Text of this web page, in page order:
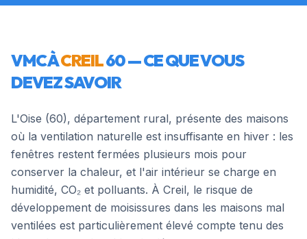
VMC ÀCREIL60— CE QUE VOUS
DEVEZ SAVOIR
L'Oise (60), département rural, présente des maisons
où la ventilation naturelle est insuffisante en hiver : les
fenêtres restent fermées plusieurs mois pour
conserver la chaleur, et l'air intérieur se charge en
humidité, CO₂ et polluants. À Creil, le risque de
développement de moisissures dans les maisons mal
ventilées est particulièrement élevé compte tenu des